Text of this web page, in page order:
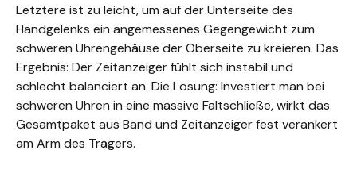
Letztere ist zu leicht, um auf der Unterseite des
Handgelenks ein angemessenes Gegengewicht zum
schweren Uhrengehäuse der Oberseite zu kreieren. Das
Ergebnis: Der Zeitanzeiger fühlt sich instabil und
schlecht balanciert an. Die Lösung: Investiert man bei
schweren Uhren in eine massive Faltschließe, wirkt das
Gesamtpaket aus Band und Zeitanzeiger fest verankert
am Arm des Trägers.